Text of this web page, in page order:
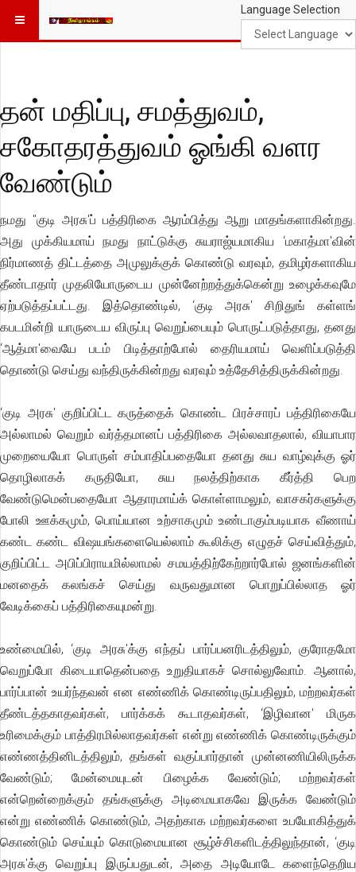
Language Selection
தன் மதிப்பு, சமத்துவம்,
சகோதரத்துவம் ஓங்கி வளர
வேண்டும்
நமது "குடி அரசு'ப் பத்திரிகை ஆரம்பித்து ஆறு மாதங்களாகின்றது.
அது முக்கியமாய் நமது நாட்டுக்கு சுயராஜ்யமாகிய ‘மகாத்மா'வின்
நிர்மாணத் திட்டத்தை அமுலுக்குக் கொண்டு வரவும், தமிழர்களாகிய
தீண்டாதார் முதலியோருடைய முன்னேற்றத்துக்கென்று உழைக்கவுமே
ஏற்படுத்தப்பட்டது. இத்தொண்டில், ‘குடி அரசு' சிறிதுங் கள்ளங்
கபடமின்றி யாருடைய விருப்பு வெறுப்பையும் பொருட்படுத்தாது, தனது
‘ஆத்மா'வையே படம் பிடித்தாற்போல் தைரியமாய் வெளிப்படுத்தி
தொண்டு செய்து வந்திருக்கின்றது வரவும் உத்தேசித்திருக்கின்றது.
‘குடி அரசு' குறிப்பிட்ட கருத்தைக் கொண்ட பிரச்சாரப் பத்திரிகையே
அல்லாமல் வெறும் வர்த்தமானப் பத்திரிகை அல்லவாதலால், வியாபார
முறையையோ பொருள் சம்பாதிப்பதையோ தனது சுய வாழ்வுக்கு ஓர்
தொழிலாகக் கருதியோ, சுய நலத்திற்காக கீர்த்தி பெற
வேண்டுமென்பதையோ ஆதாரமாய்க் கொள்ளாமலும், வாசகர்களுக்கு
போலி ஊக்கமும், பொய்யான உற்சாகமும் உண்டாகும்படியாக வீணாய்
கண்ட கண்ட விஷயங்களையெல்லாம் கூலிக்கு எழுதச் செய்வித்தும்,
குறிப்பிட்ட அபிப்பிராயமில்லாமல் சமயத்திற்கேற்றார்போல் ஜனங்களின்
மனதைக் கலங்கச் செய்து வருவதுமான பொறுப்பில்லாத ஓர்
வேடிக்கைப் பத்திரிகையுமன்று.
உண்மையில், ‘குடி அரசு'க்கு எந்தப் பார்ப்பனரிடத்திலும், குரோதமோ
வெறுப்போ கிடையாதென்பதை உறுதியாகச் சொல்லுவோம். ஆனால்,
பார்ப்பான் உயர்ந்தவன் என எண்ணிக் கொண்டிருப்பதிலும், மற்றவர்கள்
தீண்டத்தகாதவர்கள், பார்க்கக் கூடாதவர்கள், ‘இழிவான' மிருக
உரிமைக்கும் பாத்திரமில்லாதவர்கள் என்று எண்ணிக் கொண்டிருக்கும்
எண்ணத்தினிடத்திலும், தங்கள் வகுப்பார்தான் முன்னணியிலிருக்க
வேண்டும்; மேன்மையுடன் பிழைக்க வேண்டும்; மற்றவர்கள்
என்றென்றைக்கும் தங்களுக்கு அடிமையாகவே இருக்க வேண்டும்
என்று எண்ணிக் கொண்டும், அதற்காக மற்றவர்களை உபயோகித்துக்
கொண்டும் செய்யும் கொடுமையான சூழ்ச்சிகளிடத்திலுந்தான், ‘குடி
அரசு'க்கு வெறுப்பு இருப்பதுடன், அதை அடியோடே களைந்தெறிய